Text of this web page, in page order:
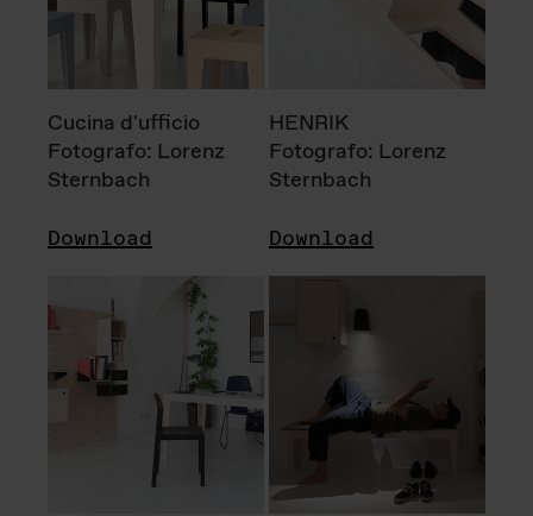
Cucina d'ufficio
Fotografo: Lorenz
Sternbach
Download
HENRIK
Fotografo: Lorenz
Sternbach
Download